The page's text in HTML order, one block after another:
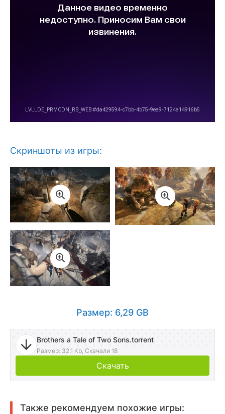
Скриншоты из игры:
Размер: 6,29 GB
Brothers a Tale of Two Sons.torrent
Размер: 32.1 Kb, Скачали 18
Скачать
Также рекомендуем похожие игры: